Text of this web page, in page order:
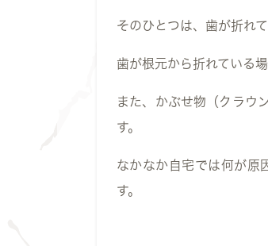
そのひとつは、歯が折れ
歯が根元から折れている
また、かぶせ物（クラウ
す。
なかなか自宅では何が原
す。